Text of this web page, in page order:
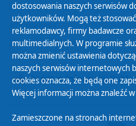
Polityka ochrony danych
Abonament
Zamówienia publiczne
Biuletyn Informacji
dostosowania naszych serwisów
użytkowników. Mogą też
reklamodawcy, firmy badawcze
multimedialnych. W programie
można zmienić ustawienia
naszych serwisów internetowych
cookies oznacza, że będą one
Więcej informacji można znaleźć
Zamieszczone na stronach